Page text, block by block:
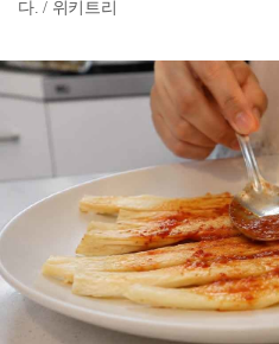
다. / 위키트리